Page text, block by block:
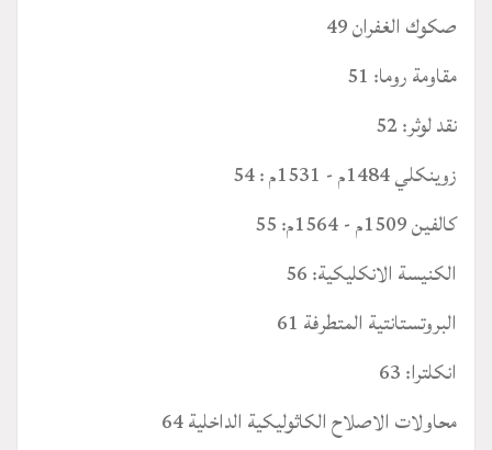
صكوك الغفران 49
مقاومة روما: 51
نقد لوثر: 52
زوينكلي 1484م - 1531م : 54
كالفين 1509م - 1564م: 55
الكنيسة الانكليكية: 56
البروتستانتية المتطرفة 61
انكلترا: 63
محاولات الاصلاح الكاثوليكية الداخلية 64